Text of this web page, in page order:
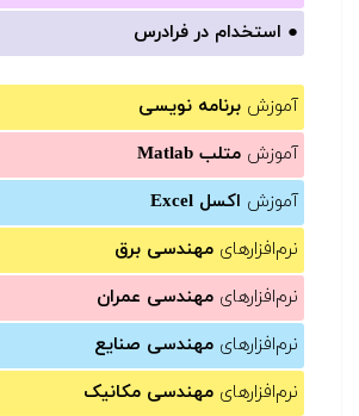
● استخدام در فرادرس
آموزش برنامه نویسی
آموزش متلب Matlab
آموزش اکسل Excel
نرم‌افزارهای مهندسی برق
نرم‌افزارهای مهندسی عمران
نرم‌افزارهای مهندسی صنایع
نرم‌افزارهای مهندسی مکانیک